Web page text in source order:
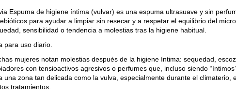
Espuma de higiene íntima (vulvar) es una espuma ultrasuave y sin
para ayudar a limpiar sin resecar y a respetar el equilibrio del
sensibilidad o tendencia a molestias tras la higiene habitual.
para uso diario.
mujeres notan molestias después de la higiene íntima: sequedad,
con tensioactivos agresivos o perfumes que, incluso siendo
una zona tan delicada como la vulva, especialmente durante el climaterio,
tratamientos.